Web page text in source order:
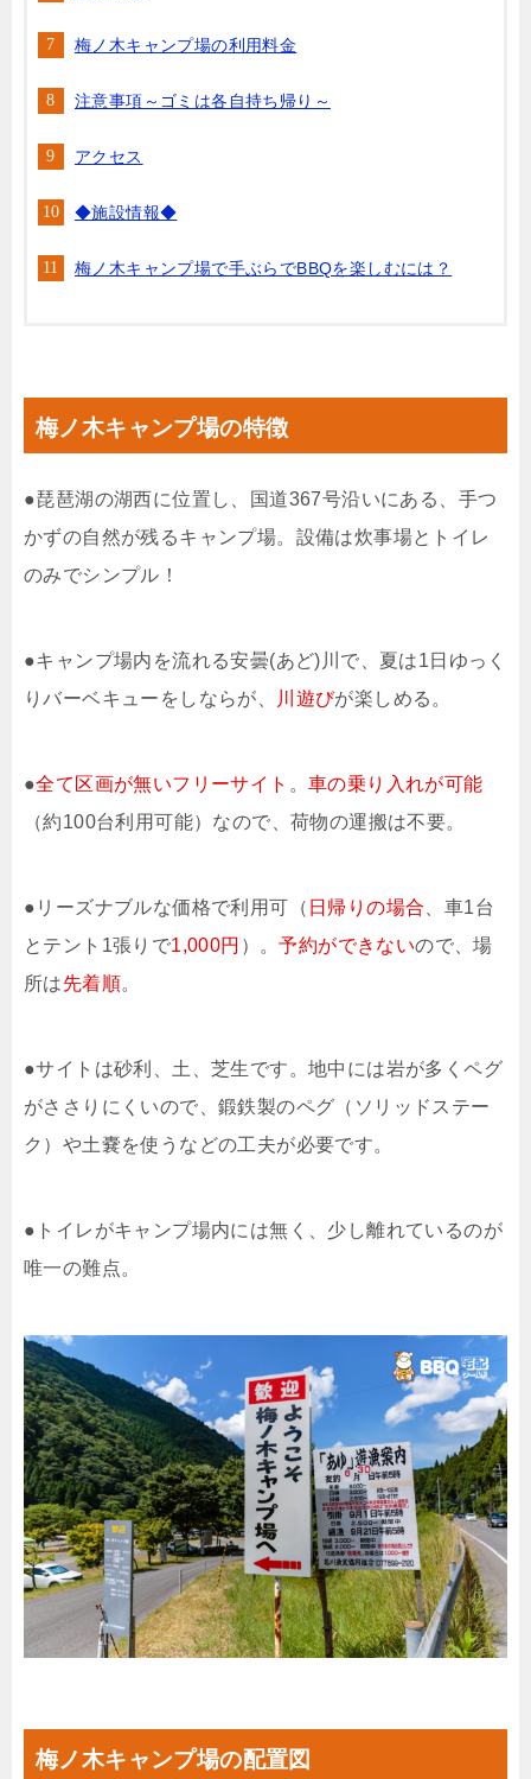
梅ノ木キャンプ場の利用料金
注意事項～ゴミは各自持ち帰り～
アクセス
◆施設情報◆
梅ノ木キャンプ場で手ぶらでBBQを楽しむには？
梅ノ木キャンプ場の特徴
●琵琶湖の湖西に位置し、国道367号沿いにある、手つ
かずの自然が残るキャンプ場。設備は炊事場とトイレ
のみでシンプル！
●キャンプ場内を流れる安曇(あど)川で、夏は1日ゆっく
りバーベキューをしならが、
川遊びが楽しめる。
●全て区画が無いフリーサイト 。車の乗り入れが可能
（約100台利用可能）なので、荷物の運搬は不要。
●リーズナブルな価格で利用可（ 日帰りの場合 、車1台
とテント1張りで1,000円 ）。予約ができないので、場
所は先着順。
●サイトは砂利、土、芝生です。地中には岩が多くペグ
がささりにくいので、鍛鉄製のペグ（ソリッドステー
ク）や土嚢を使うなどの工夫が必要です。
●トイレがキャンプ場内には無く、少し離れているのが
唯一の難点。
梅ノ木キャンプ場の配置図